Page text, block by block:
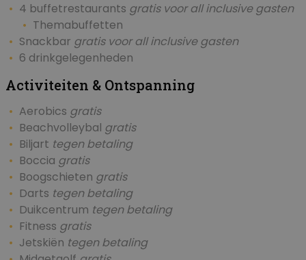
4 buffetrestaurants gratis voor all inclusive gasten
Themabuffetten
Snackbar gratis voor all inclusive gasten
6 drinkgelegenheden
Activiteiten & Ontspanning
Aerobics gratis
Beachvolleybal gratis
Biljart tegen betaling
Boccia gratis
Boogschieten gratis
Darts tegen betaling
Duikcentrum tegen betaling
Fitness gratis
Jetskiën tegen betaling